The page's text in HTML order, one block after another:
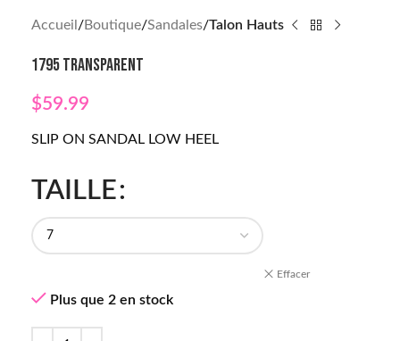
Accueil Boutique Sandales Talon Hauts
1795 TRANSPARENT
$59.99
SLIP ON SANDAL LOW HEEL
TAILLE
Effacer
Plus que 2 en stock